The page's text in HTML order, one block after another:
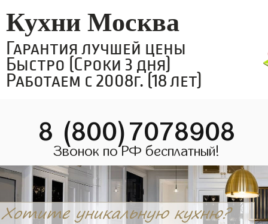
Кухни Москва
Гарантия лучшей цены
Быстро (Сроки 3 дня)
Работаем с 2008г. (18 лет)
8 (800)7078908
Звонок по РФ бесплатный!